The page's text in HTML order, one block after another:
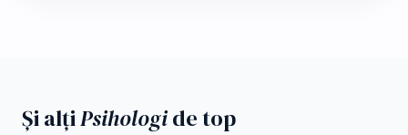
Și alțiPsihologide top